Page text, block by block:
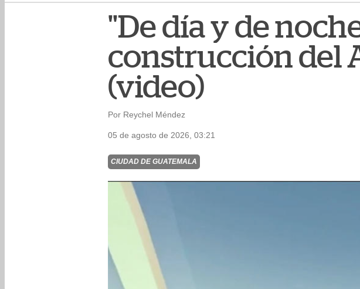
"De día y de
construcción del
(video)
Por Reychel Méndez
05 de agosto de 2026, 03:21
CIUDAD DE GUATEMALA